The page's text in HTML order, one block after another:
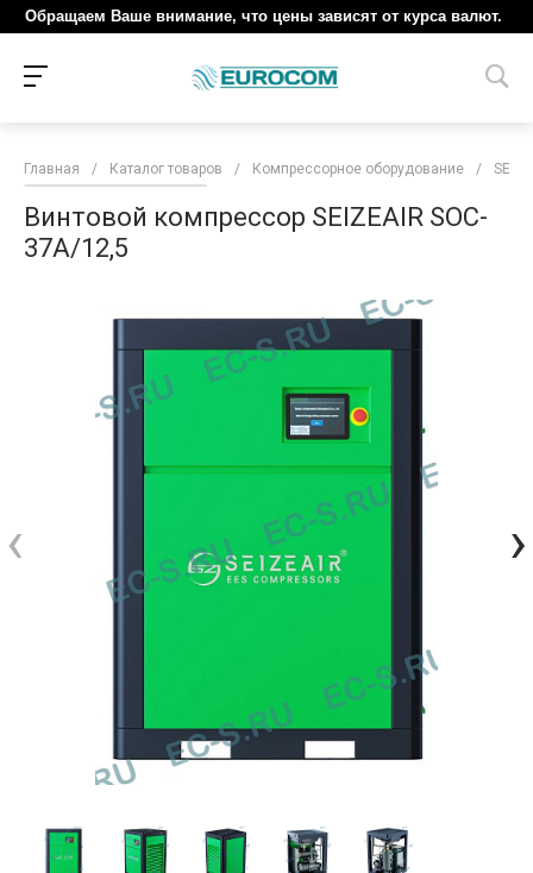
Обращаем Ваше внимание, что цены зависят от курса валют.
Главная / Каталог товаров / Компрессорное оборудование /
Винтовой компрессор SEIZEAIR SOC-
37A/12,5
‹ ›